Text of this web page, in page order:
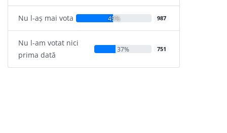
Nu l-aș mai vota 49% 987
Nu l-am votat nici
prima dată
37% 751